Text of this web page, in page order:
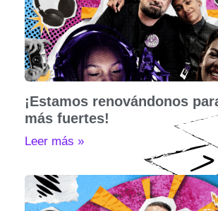
¡Estamos renovándonos
más fuertes!
Leer más »